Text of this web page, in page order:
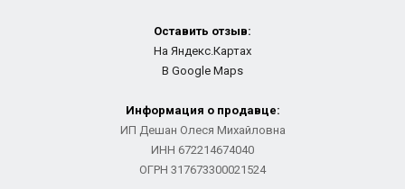
Оставить отзыв:
На Яндекс.Картах
В Google Maps
Информация о продавце:
ИП Дешан Олеся Михайловна
ИНН 672214674040
ОГРН 317673300021524